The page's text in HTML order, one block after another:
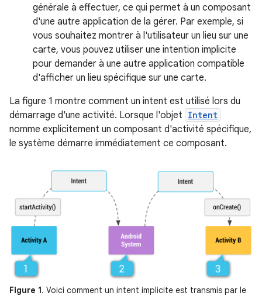
générale à effectuer, ce qui permet à un composant
d'une autre application de la gérer. Par exemple, si
vous souhaitez montrer à l'utilisateur un lieu sur une
carte, vous pouvez utiliser une intention implicite
pour demander à une autre application compatible
d'afficher un lieu spécifique sur une carte.
La figure 1 montre comment un intent est utilisé lors du
démarrage d'une activité. Lorsque l'objet Intent
nomme explicitement un composant d'activité spécifique,
le système démarre immédiatement ce composant.
Figure 1. Voici comment un intent implicite est transmis par le